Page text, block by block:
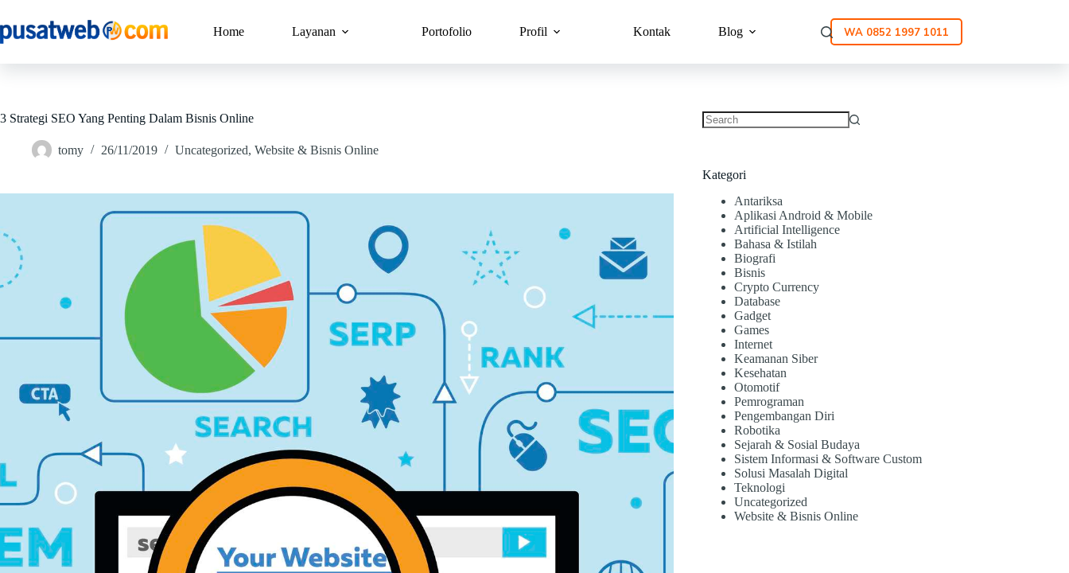
Home Layanan Portofolio Profil Kontak Blog WA 0852 1997 1011
3 Strategi SEO Yang Penting Dalam Bisnis Online
tomy 26/11/2019 Uncategorized, Website & Bisnis Online
Kategori
Antariksa
Aplikasi Android & Mobile
Artificial Intelligence
Bahasa & Istilah
Biografi
Bisnis
Crypto Currency
Database
Gadget
Games
Internet
Keamanan Siber
Kesehatan
Otomotif
Pemrograman
Pengembangan Diri
Robotika
Sejarah & Sosial Budaya
Sistem Informasi & Software Custom
Solusi Masalah Digital
Teknologi
Uncategorized
Website & Bisnis Online